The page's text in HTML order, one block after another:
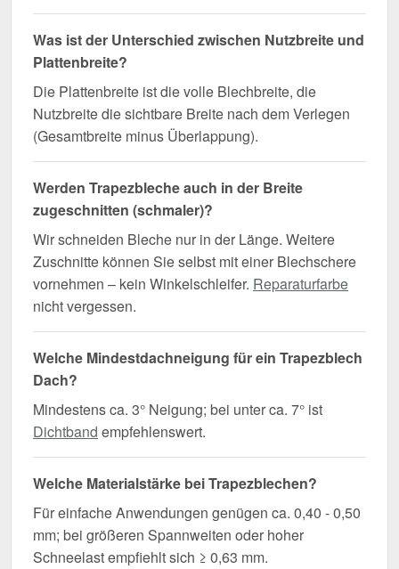
Was ist der Unterschied zwischen Nutzbreite und
Plattenbreite?
Die Plattenbreite ist die volle Blechbreite, die
Nutzbreite die sichtbare Breite nach dem Verlegen
(Gesamtbreite minus Überlappung).
Werden Trapezbleche auch in der Breite
zugeschnitten (schmaler)?
Wir schneiden Bleche nur in der Länge. Weitere
Zuschnitte können Sie selbst mit einer Blechschere
vornehmen – kein Winkelschleifer. Reparaturfarbe
nicht vergessen.
Welche Mindestdachneigung für ein Trapezblech
Dach?
Mindestens ca. 3° Neigung; bei unter ca. 7° ist
Dichtband empfehlenswert.
Welche Materialstärke bei Trapezblechen?
Für einfache Anwendungen genügen ca. 0,40 - 0,50
mm; bei größeren Spannweiten oder hoher
Schneelast empfiehlt sich ≥ 0,63 mm.